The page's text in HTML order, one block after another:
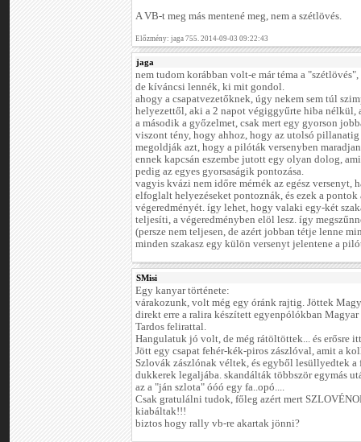
A VB-t meg más mentené meg, nem a szétlövés.
Előzmény: jaga 755. 2014-09-03 09:22:43
jaga
nem tudom korábban volt-e már téma a
de kíváncsi lennék, ki mit gondol.
ahogy a csapatvezetőknek, úgy nekem sem túl
helyezettől, aki a 2 napot végiggyűrte hiba nélkül,
a második a győzelmet, csak mert egy gyorson
viszont tény, hogy ahhoz, hogy az utolsó
megoldják azt, hogy a pilóták versenyben
ennek kapcsán eszembe jutott egy olyan dolog,
pedig az egyes gyorsaságik pontozása.
vagyis kvázi nem időre mérnék az egész versenyt,
elfoglalt helyezéseket pontoznák, és ezek a pontok
végeredményét. így lehet, hogy valaki egy-két
teljesíti, a végeredményben elöl lesz. így
(persze nem teljesen, de azért jobban tétje lenne
minden szakasz egy külön versenyt jelentene a
SMisi
Egy kanyar története:
várakozunk, volt még egy óránk rajtig. Jöttek
direkt erre a ralira készített egyenpólókban Magyar
Tardos felirattal.
Hangulatuk jó volt, de még rátöltöttek... és erősre
Jött egy csapat fehér-kék-piros zászlóval, amit a
Szlovák zászlónak véltek, és egyből lesüllyedtek a
dukkerek legaljába. skandálták többször egymás
az a "ján szlota" óóó egy fa..opó....
Csak gratulálni tudok, főleg azért mert
kiabáltak!!!
biztos hogy rally vb-re akartak jönni?